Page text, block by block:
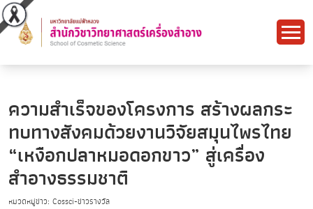
ความสำเร็จของโครงการ สร้างผลกระ
ทบทางสังคมด้วยงานวิจัยสมุนไพรไทย
“เหงือกปลาหมอดอกขาว” สู่เครื่อง
สำอางธรรมชาติ
หมวดหมู่ข่าว: Cossci-ข่าวรางวัล